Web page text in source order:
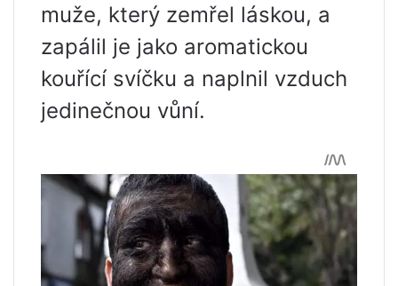
muže, který zemřel láskou, a
zapálil je jako aromatickou
kouřící svíčku a naplnil vzduch
jedinečnou vůní.